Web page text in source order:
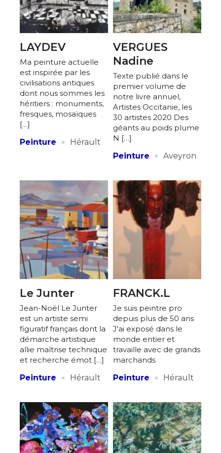
LAYDEV
Ma peinture actuelle
est inspirée par les
civilisations antiques
dont nous sommes les
héritiers : monuments,
fresques, mosaïques
[…]
Peinture
· Hérault
VERGUES
Nadine
Texte publié dans le
premier volume de
notre livre annuel,
Artistes Occitanie, les
30 artistes 2020 Des
géants au poids plume
N […]
Peinture
· Aveyron
Le Junter
Jean-Noël Le Junter
est un artiste semi
figuratif français dont la
démarche artistique
allie maîtrise technique
et recherche émot […]
Peinture
· Hérault
FRANCK.L
Je suis peintre pro
depuis plus de 50 ans
J'ai exposé dans le
monde entier et
travaille avec de grands
marchands
Peinture
· Hérault